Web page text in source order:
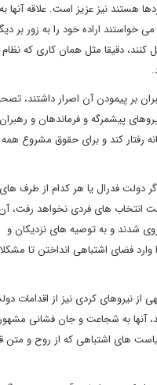
هستند نیز عزیز است. علاقه آنها
خواستند اراده خود را به زور بر
دقیقا مثل همان کاری که
بر پیمودن آن اصرار داشتند،
پیشمرگه و فرماندهان و
رفتار کند و برای حقوق مشروع همه
دولت فدرال یا هر کدام از طرف
انتخاب های فردی نخواهد رفت،
شدند و به توصیه های نزدیکان و
فضای اشتباهی انداختن تا
نیروهای کردی نیز از اقدامات
آنها به شجاعت و جان فشانی
سیاست های اشتباهی که از روح و متن